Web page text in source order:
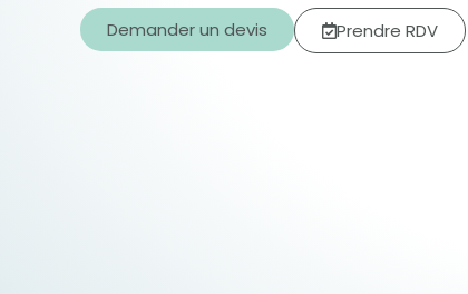
Demander un devis Prendre RDV